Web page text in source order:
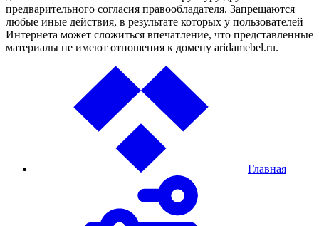
предварительного согласия правообладателя. Запрещаются
любые иные действия, в результате которых у пользователей
Интернета может сложиться впечатление, что представленные
материалы не имеют отношения к домену aridamebel.ru.
Главная